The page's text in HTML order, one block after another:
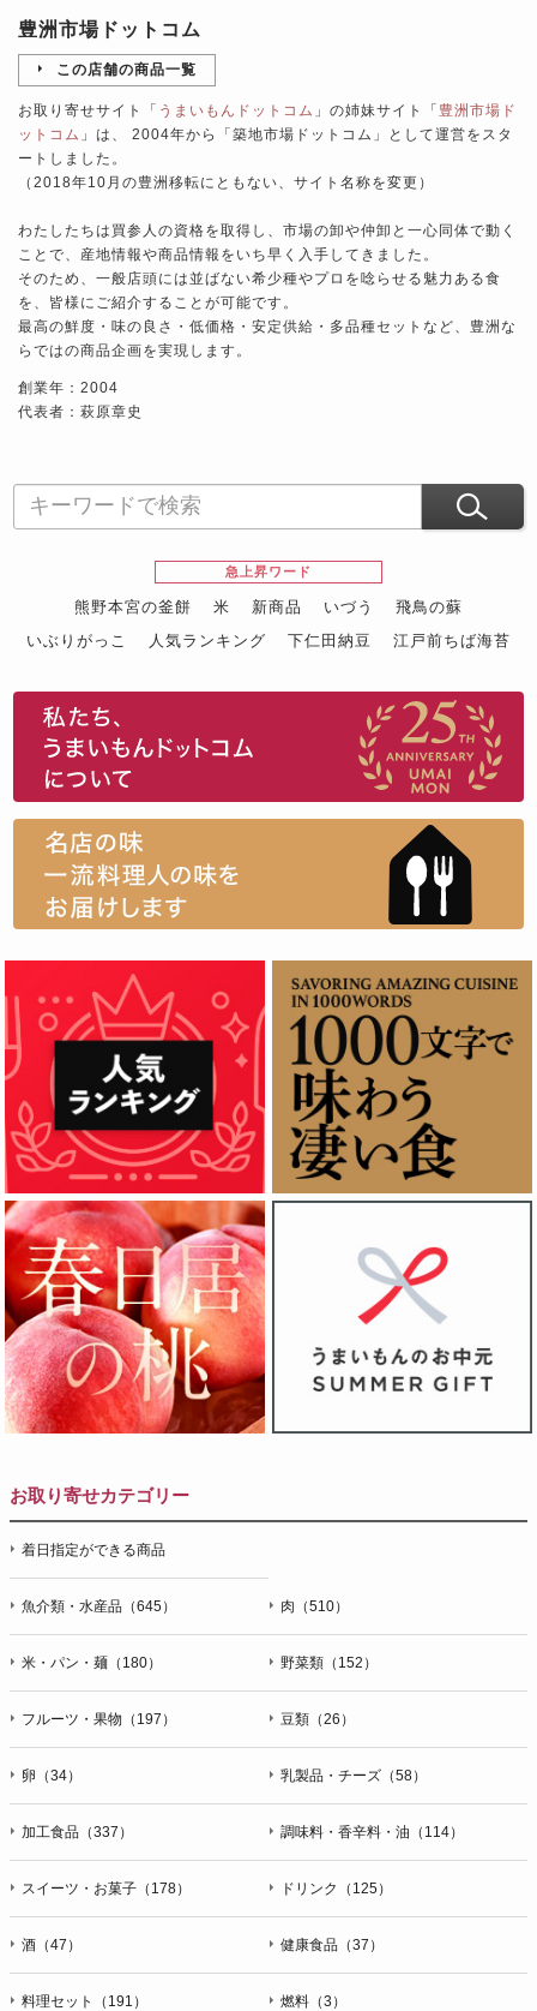
豊洲市場ドットコム
この店舗の商品一覧
お取り寄せサイト「 うまいもんドットコム 」の姉妹サイト「 豊洲市場ド
ットコム 」は、 2004年から「築地市場ドットコム」として運営をスタ
ートしました。
（2018年10月の豊洲移転にともない、サイト名称を変更）
わたしたちは買参人の資格を取得し、市場の卸や仲卸と一心同体で動く
ことで、産地情報や商品情報をいち早く入手してきました。
そのため、一般店頭には並ばない希少種やプロを唸らせる魅力ある食
を、皆様にご紹介することが可能です。
最高の鮮度・味の良さ・低価格・安定供給・多品種セットなど、豊洲な
らではの商品企画を実現します。
創業年：2004
代表者：萩原章史
急上昇ワード
熊野本宮の釜餅 米 新商品 いづう
飛鳥の蘇
いぶりがっこ
人気ランキング 下仁田納豆
江戸前ちば海苔
お取り寄せカテゴリー
着日指定ができる商品
魚介類・水産品（645） 肉（510）
米・パン・麺（180） 野菜類（152）
フルーツ・果物（197） 豆類（26）
卵（34） 乳製品・チーズ（58）
加工食品（337） 調味料・香辛料・油（114）
スイーツ・お菓子（178） ドリンク（125）
酒（47） 健康食品（37）
料理セット（191） 燃料（3）